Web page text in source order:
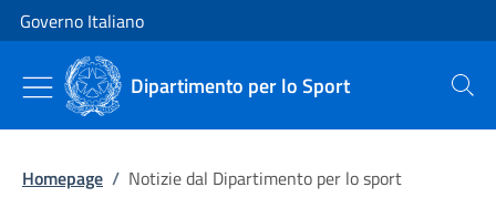
Vai al contenuto
Vai alla navigazione del sito
Governo Italiano
Dipartimento per lo Sport Cerca
Homepage / Notizie dal Dipartimento per lo sport